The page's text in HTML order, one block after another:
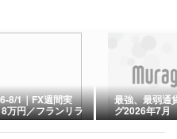
8/1｜FX週間実
万円／フランリラ
プ投資
最強、最弱通
グ2026年7月